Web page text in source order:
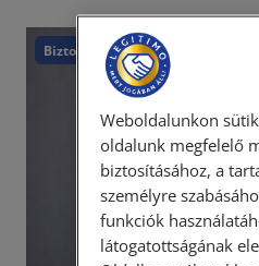
Biztonság Egyéb
Weboldalunkon
oldalunk megfelelő
biztosításához, a
személyre
funkciók
látogatottságának